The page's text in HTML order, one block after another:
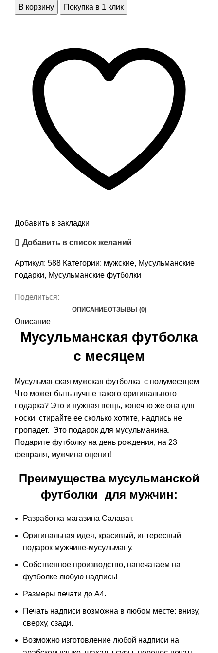
мужская
В корзину Покупка в 1 клик
Добавить в закладки
Добавить в список желаний
Артикул: 588 Категории: мужские, Мусульманские
подарки, Мусульманские футболки
Поделиться:
ОПИСАНИЕОТЗЫВЫ (0)
Описание
Мусульманская футболка
с месяцем
Мусульманская мужская футболка с полумесяцем.
Что может быть лучше такого оригинального
подарка? Это и нужная вещь, конечно же она для
носки, стирайте ее сколько хотите, надпись не
пропадет. Это подарок для мусульманина.
Подарите футболку на день рождения, на 23
февраля, мужчина оценит!
Преимущества мусульманской
футболки для мужчин:
Разработка магазина Салават.
Оригинальная идея, красивый, интересный
подарок мужчине-мусульману.
Собственное производство, напечатаем на
футболке любую надпись!
Размеры печати до А4.
Печать надписи возможна в любом месте: внизу,
сверху, сзади.
Возможно изготовление любой надписи на